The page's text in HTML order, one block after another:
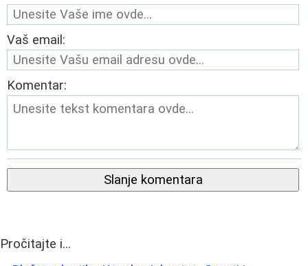
Vaš email:
Komentar:
Slanje komentara
Pročitajte i...